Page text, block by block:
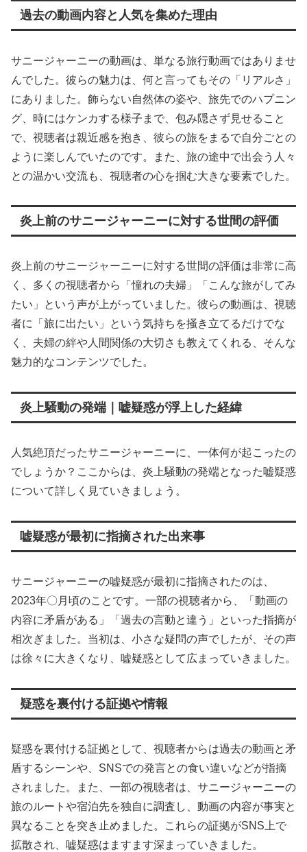
過去の動画内容と人気を集めた理由
サニージャーニーの動画は、単なる旅行動画ではありませ
んでした。彼らの魅力は、何と言ってもその「リアルさ」
にありました。飾らない自然体の姿や、旅先でのハプニン
グ、時にはケンカする様子まで、包み隠さず見せること
で、視聴者は親近感を抱き、彼らの旅をまるで自分ごとの
ように楽しんでいたのです。また、旅の途中で出会う人々
との温かい交流も、視聴者の心を掴む大きな要素でした。
炎上前のサニージャーニーに対する世間の評価
炎上前のサニージャーニーに対する世間の評価は非常に高
く、多くの視聴者から「憧れの夫婦」「こんな旅がしてみ
たい」という声が上がっていました。彼らの動画は、視聴
者に「旅に出たい」という気持ちを掻き立てるだけでな
く、夫婦の絆や人間関係の大切さも教えてくれる、そんな
魅力的なコンテンツでした。
炎上騒動の発端｜嘘疑惑が浮上した経緯
人気絶頂だったサニージャーニーに、一体何が起こったの
でしょうか？ここからは、炎上騒動の発端となった嘘疑惑
について詳しく見ていきましょう。
嘘疑惑が最初に指摘された出来事
サニージャーニーの嘘疑惑が最初に指摘されたのは、
2023年〇月頃のことです。一部の視聴者から、「動画の
内容に矛盾がある」「過去の言動と違う」といった指摘が
相次ぎました。当初は、小さな疑問の声でしたが、その声
は徐々に大きくなり、嘘疑惑として広まっていきました。
疑惑を裏付ける証拠や情報
疑惑を裏付ける証拠として、視聴者からは過去の動画と矛
盾するシーンや、SNSでの発言との食い違いなどが指摘
されました。また、一部の視聴者は、サニージャーニーの
旅のルートや宿泊先を独自に調査し、動画の内容が事実と
異なることを突き止めました。これらの証拠がSNS上で
拡散され、嘘疑惑はますます深まっていきました。